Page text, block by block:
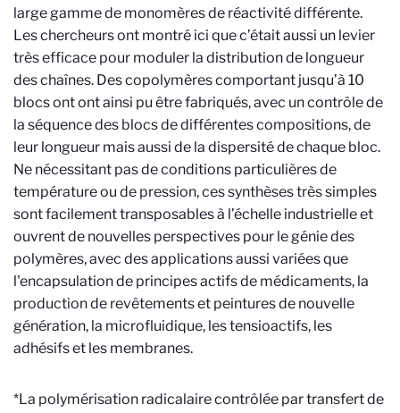
large gamme de monomères de réactivité différente.
Les chercheurs ont montré ici que c’était aussi un levier
très efficace pour moduler la distribution de longueur
des chaînes. Des copolymères comportant jusqu’à 10
blocs ont ont ainsi pu être fabriqués, avec un contrôle de
la séquence des blocs de différentes compositions, de
leur longueur mais aussi de la dispersité de chaque bloc.
Ne nécessitant pas de conditions particulières de
température ou de pression, ces synthèses très simples
sont facilement transposables à l’échelle industrielle et
ouvrent de nouvelles perspectives pour le génie des
polymères, avec des applications aussi variées que
l'encapsulation de principes actifs de médicaments, la
production de revêtements et peintures de nouvelle
génération, la microfluidique, les tensioactifs, les
adhésifs et les membranes.
*La polymérisation radicalaire contrôlée par transfert de